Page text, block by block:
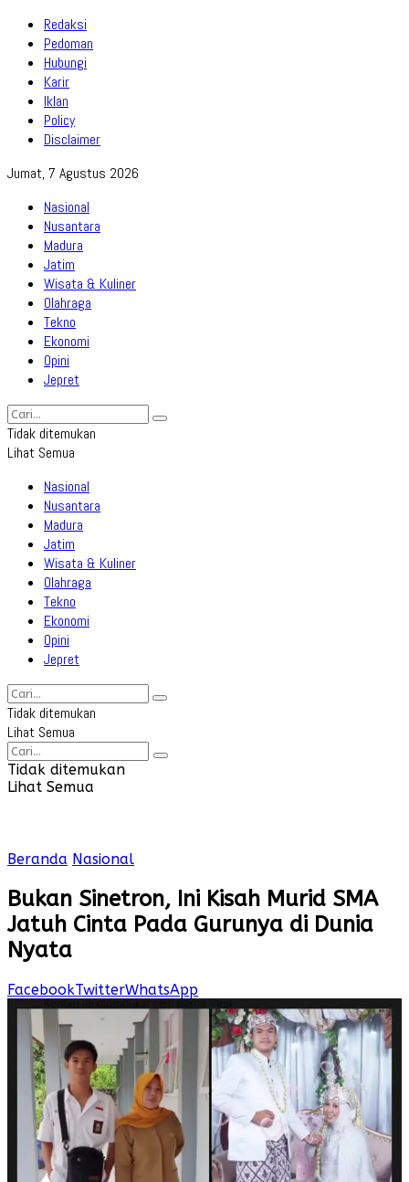
Redaksi
Pedoman
Hubungi
Karir
Iklan
Policy
Disclaimer
Jumat, 7 Agustus 2026
Nasional
Nusantara
Madura
Jatim
Wisata & Kuliner
Olahraga
Tekno
Ekonomi
Opini
Jepret
Tidak ditemukan
Lihat Semua
Nasional
Nusantara
Madura
Jatim
Wisata & Kuliner
Olahraga
Tekno
Ekonomi
Opini
Jepret
Tidak ditemukan
Lihat Semua
Tidak ditemukan
Lihat Semua
Beranda Nasional
Bukan Sinetron, Ini Kisah Murid SMA
Jatuh Cinta Pada Gurunya di Dunia
Nyata
FacebookTwitterWhatsApp